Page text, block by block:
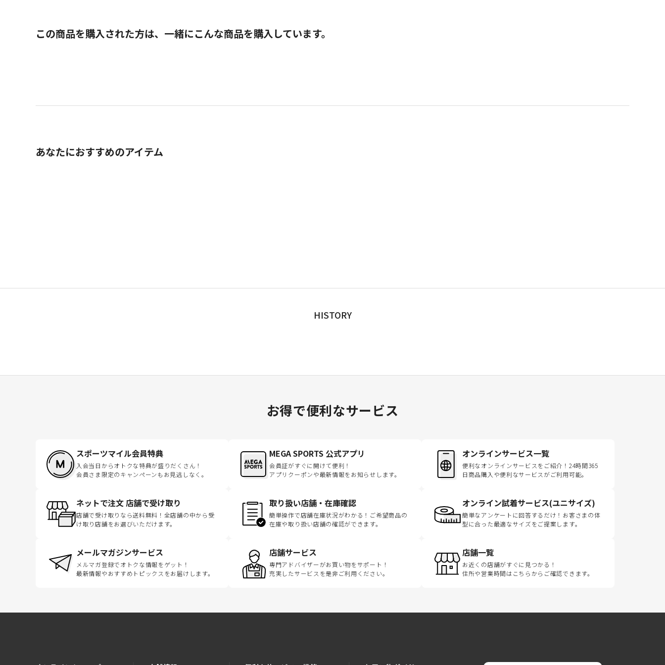
この商品を購入された方は、一緒にこんな商品を購入しています。
あなたにおすすめのアイテム
HISTORY
お得で便利なサービス
スポーツマイル会員特典
入会当日からオトクな特典が盛りだくさん！
会員さま限定のキャンペーンもお見逃しなく。
MEGA SPORTS 公式アプリ
会員証がすぐに開けて便利！
アプリクーポンや最新情報をお知らせします。
オンラインサービス一覧
便利なオンラインサービスをご紹介！24時間365
日商品購入や便利なサービスがご利用可能。
ネットで注文 店舗で受け取り
店舗で受け取りなら送料無料！全店舗の中から受
け取り店舗をお選びいただけます。
取り扱い店舗・在庫確認
簡単操作で店舗在庫状況がわかる！ご希望商品の
在庫や取り扱い店舗の確認ができます。
オンライン試着サービス(ユニサイズ)
簡単なアンケートに回答するだけ！お客さまの体
型に合った最適なサイズをご提案します。
メールマガジンサービス
メルマガ登録でオトクな情報をゲット！
最新情報やおすすめトピックスをお届けします。
店舗サービス
専門アドバイザーがお買い物をサポート！
充実したサービスを是非ご利用ください。
店舗一覧
お近くの店舗がすぐに見つかる！
住所や営業時間はこちらからご確認できます。